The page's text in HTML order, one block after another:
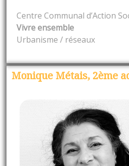
Centre Communal d’Action
Vivre ensemble
Urbanisme / réseaux
Monique Métais, 2ème